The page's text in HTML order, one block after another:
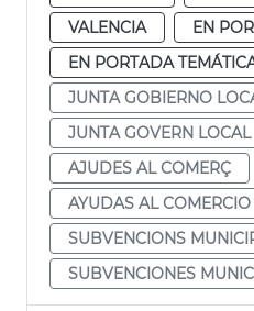
VALENCIA
EN
EN PORTADA
JUNTA GOBIERNO
JUNTA GOVERN LOCAL
AJUDES AL COMERÇ
AYUDAS AL COMERCIO
SUBVENCIONS
SUBVENCIONES